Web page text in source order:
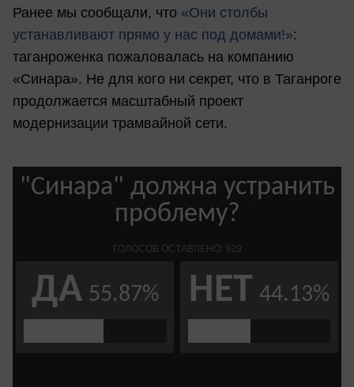
Ранее мы сообщали, что «Они столбы
устанавливают прямо у нас под домами!»:
таганроженка пожаловалась на компанию
«Синара». Не для кого ни секрет, что в Таганроге
продолжается масштабный проект
модернизации трамвайной сети.